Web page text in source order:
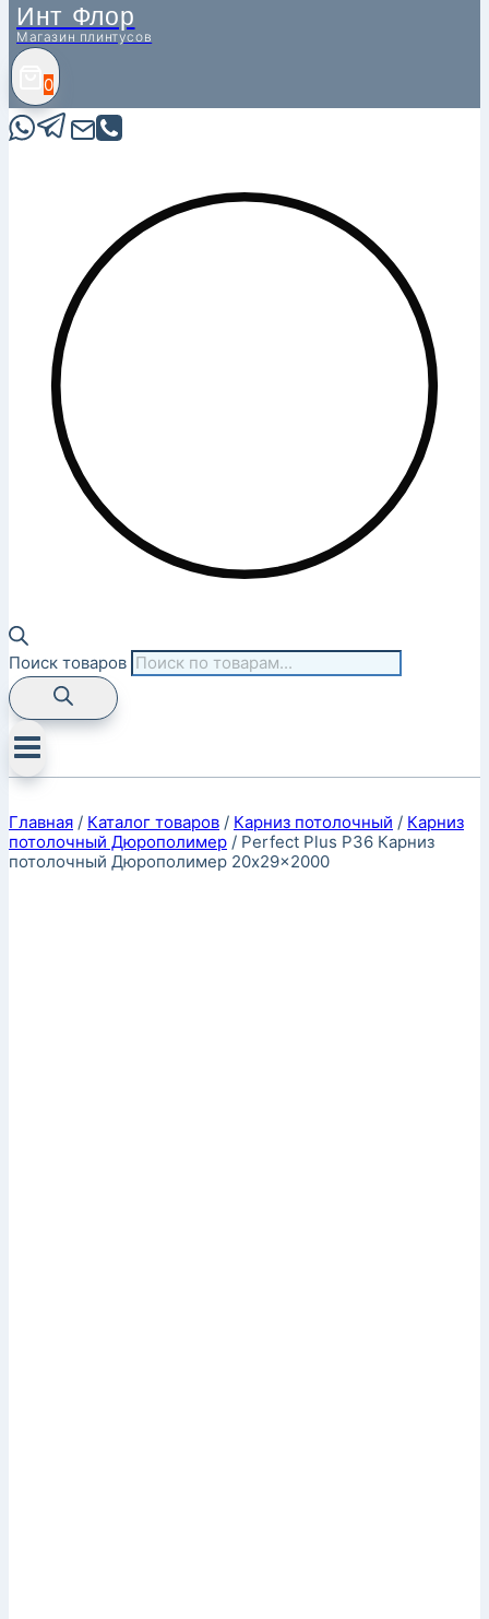
Инт Флор
Магазин плинтусов
0
Поиск товаров
Главная / Каталог товаров / Карниз потолочный / Карниз
потолочный Дюрополимер / Perfect Plus P36 Карниз
потолочный Дюрополимер 20x29x2000